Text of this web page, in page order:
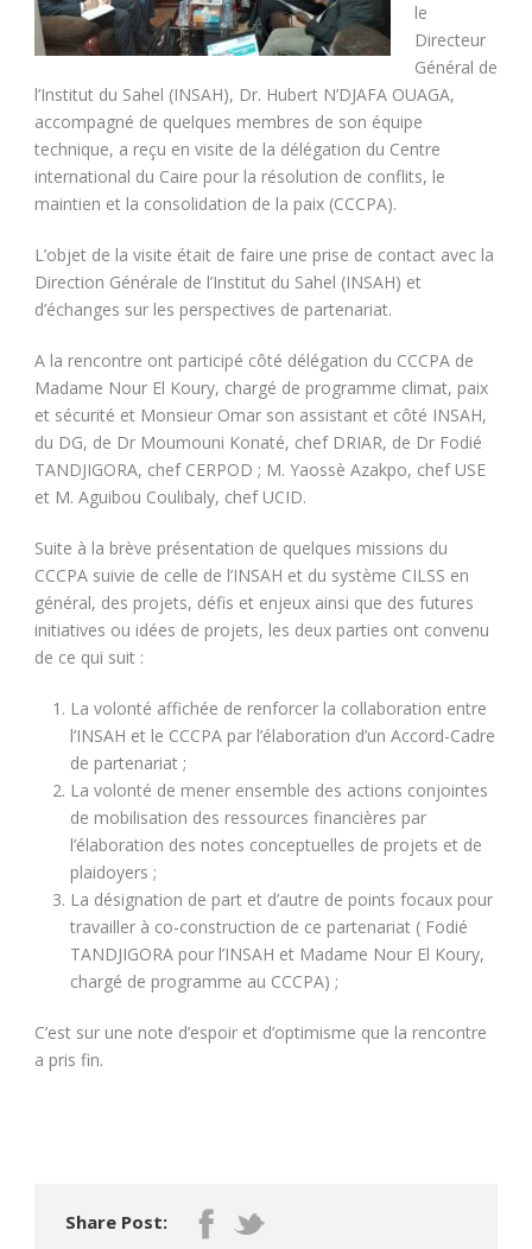
le
Directeur
Général de
l’Institut du Sahel (INSAH), Dr. Hubert N’DJAFA OUAGA,
accompagné de quelques membres de son équipe
technique, a reçu en visite de la délégation du Centre
international du Caire pour la résolution de conflits, le
maintien et la consolidation de la paix (CCCPA).
L’objet de la visite était de faire une prise de contact avec la
Direction Générale de l’Institut du Sahel (INSAH) et
d’échanges sur les perspectives de partenariat.
A la rencontre ont participé côté délégation du CCCPA de
Madame Nour El Koury, chargé de programme climat, paix
et sécurité et Monsieur Omar son assistant et côté INSAH,
du DG, de Dr Moumouni Konaté, chef DRIAR, de Dr Fodié
TANDJIGORA, chef CERPOD ; M. Yaossè Azakpo, chef USE
et M. Aguibou Coulibaly, chef UCID.
Suite à la brève présentation de quelques missions du
CCCPA suivie de celle de l’INSAH et du système CILSS en
général, des projets, défis et enjeux ainsi que des futures
initiatives ou idées de projets, les deux parties ont convenu
de ce qui suit :
La volonté affichée de renforcer la collaboration entre
l’INSAH et le CCCPA par l’élaboration d’un Accord-Cadre
de partenariat ;
La volonté de mener ensemble des actions conjointes
de mobilisation des ressources financières par
l’élaboration des notes conceptuelles de projets et de
plaidoyers ;
La désignation de part et d’autre de points focaux pour
travailler à co-construction de ce partenariat ( Fodié
TANDJIGORA pour l’INSAH et Madame Nour El Koury,
chargé de programme au CCCPA) ;
C’est sur une note d’espoir et d’optimisme que la rencontre
a pris fin.
Share Post: